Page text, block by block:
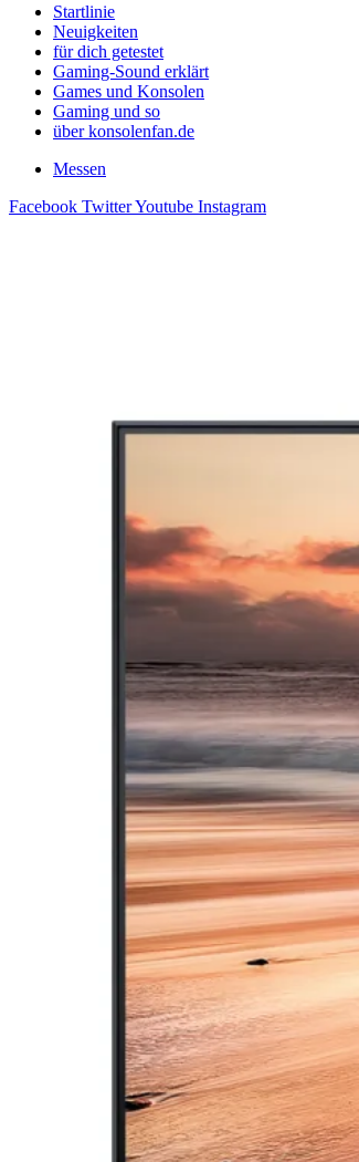
Startlinie
Neuigkeiten
für dich getestet
Gaming-Sound erklärt
Games und Konsolen
Gaming und so
über konsolenfan.de
Messen
Facebook TwitterYoutube Instagram